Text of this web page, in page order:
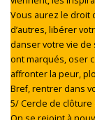
Vous aurez le droit
d’autres, libérer
danser votre vie de
ont marqués, oser
affronter la peur,
Bref, rentrer dans
5/ Cercle de clôture